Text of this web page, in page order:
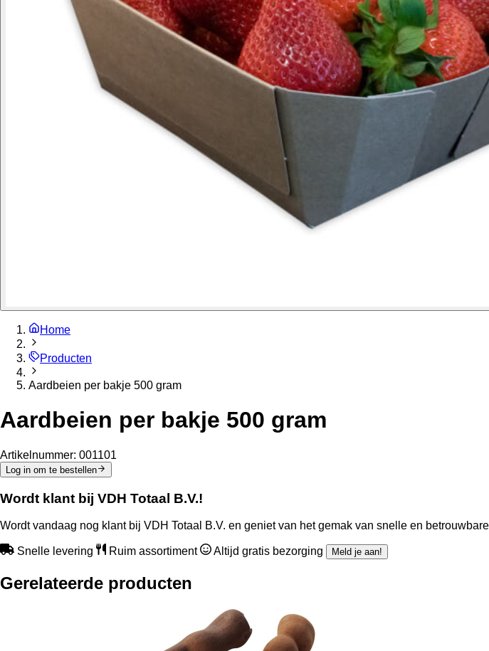
Home
Producten
Aardbeien per bakje 500 gram
Aardbeien per bakje 500 gram
Artikelnummer: 001101
Log in om te bestellen
Wordt klant bij VDH Totaal B.V.!
Wordt vandaag nog klant bij VDH Totaal B.V. en geniet van het gemak van snelle en
Snelle levering Ruim assortiment Altijd gratis bezorging Meld je aan!
Gerelateerde producten